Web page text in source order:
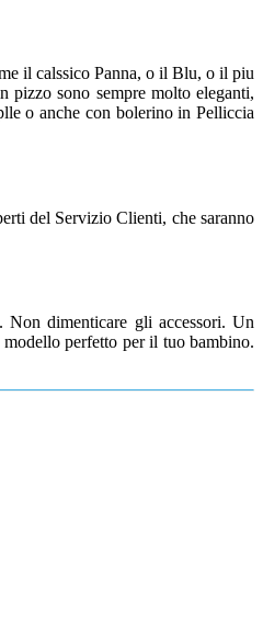
il calssico Panna, o il Blu, o il piu
sono sempre molto eleganti,
o anche con bolerino in Pelliccia
del Servizio Clienti, che saranno
dimenticare gli accessori. Un
perfetto per il tuo bambino.